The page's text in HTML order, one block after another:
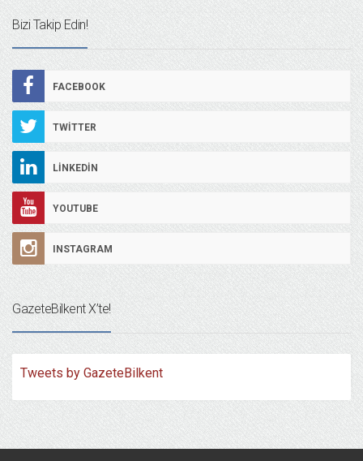
Bizi Takip Edin!
FACEBOOK
TWITTER
LINKEDIN
YOUTUBE
INSTAGRAM
GazeteBilkent X’te!
Tweets by GazeteBilkent